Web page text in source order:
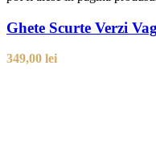
Ghete Scurte Verzi
349,00 lei